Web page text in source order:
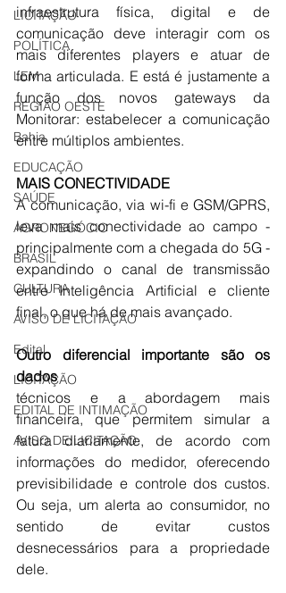
LICITAÇÃO
POLÍTICA
LEM
REGIÃO OESTE
Bahia
EDUCAÇÃO
SAÚDE
AGRONEGÓCIO
BRASIL
CULTURA
AVISO DE LICITAÇÃO
Edital
LICITAÇÃO
EDITAL DE INTIMAÇÃO
AVISO DE LICITAÇÃO
infraestrutura física, digital e de
comunicação deve interagir com os
mais diferentes players e atuar de
forma articulada. E está é justamente a
função dos novos gateways da
Monitorar: estabelecer a comunicação
entre múltiplos ambientes.
MAIS CONECTIVIDADE
A comunicação, via wi-fi e GSM/GPRS,
leva mais conectividade ao campo -
principalmente com a chegada do 5G -
expandindo o canal de transmissão
entre Inteligência Artificial e cliente
final, o que há de mais avançado.
Outro diferencial importante são os
dados
técnicos e a abordagem mais
financeira, que permitem simular a
fatura diariamente, de acordo com
informações do medidor, oferecendo
previsibilidade e controle dos custos.
Ou seja, um alerta ao consumidor, no
sentido de evitar custos
desnecessários para a propriedade
dele.